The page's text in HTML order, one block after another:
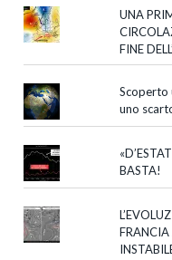
UNA
FINE
Scoperto
uno
BASTA!
FRANCIA